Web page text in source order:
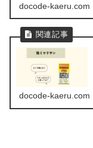
docode-kaeru.com
docode-kaeru.com